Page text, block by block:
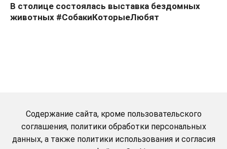
В столице состоялась выставка бездомных
животных #СобакиКоторыеЛюбят
Содержание сайта, кроме пользовательского
соглашения, политики обработки персональных
данных, а также политики использования и согласия